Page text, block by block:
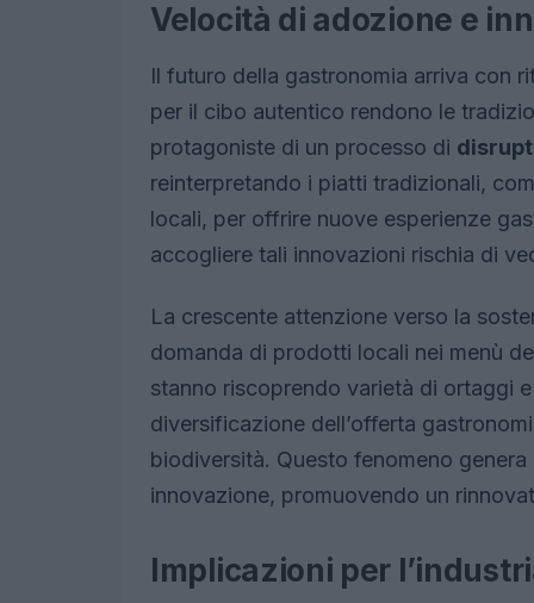
Velocità di adozione e
Il futuro della gastronomia arriva con
per il cibo autentico rendono le
protagoniste di un processo di
reinterpretando i piatti tradizionali,
locali, per offrire nuove esperienze
accogliere tali innovazioni rischia di
La crescente attenzione verso la
domanda di prodotti locali nei menù
stanno riscoprendo varietà di ortaggi
diversificazione dell’offerta
biodiversità. Questo fenomeno
innovazione, promuovendo un
Implicazioni per